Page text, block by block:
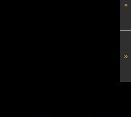
»
»